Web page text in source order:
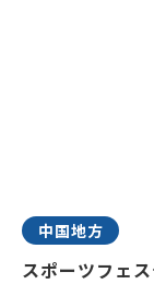
中国地方
スポーツフェ